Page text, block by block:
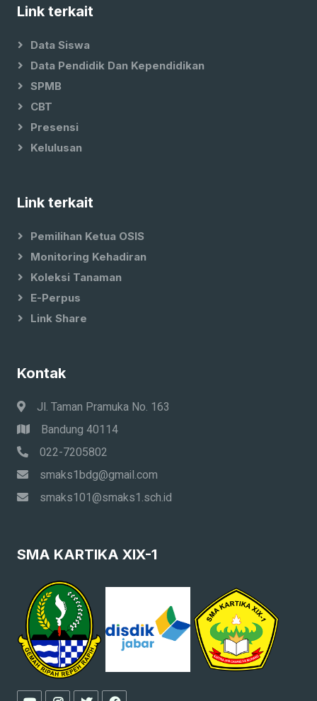
Link terkait
Data Siswa
Data Pendidik Dan Kependidikan
SPMB
CBT
Presensi
Kelulusan
Link terkait
Pemilihan Ketua OSIS
Monitoring Kehadiran
Koleksi Tanaman
E-Perpus
Link Share
Kontak
Jl. Taman Pramuka No. 163
Bandung 40114
022-7205802
smaks1bdg@gmail.com
smaks101@smaks1.sch.id
SMA KARTIKA XIX-1